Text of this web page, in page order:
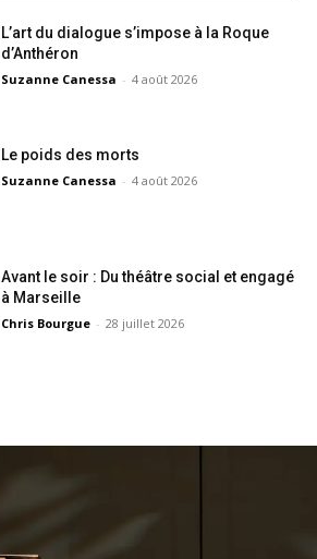
L’art du dialogue s’impose à la Roque
d’Anthéron
Suzanne Canessa - 4 août 2026
Le poids des morts
Suzanne Canessa - 4 août 2026
Avant le soir : Du théâtre social et engagé
à Marseille
Chris Bourgue - 28 juillet 2026